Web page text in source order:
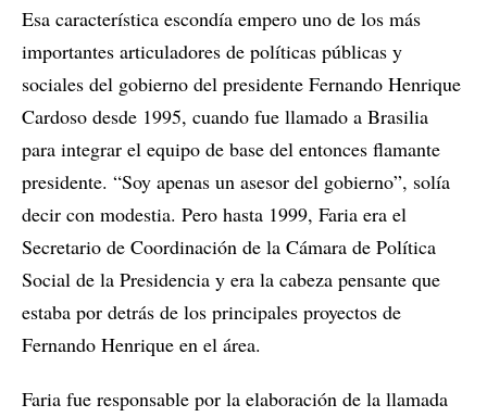
Esa característica escondía empero uno de los más
importantes articuladores de políticas públicas y
sociales del gobierno del presidente Fernando Henrique
Cardoso desde 1995, cuando fue llamado a Brasilia
para integrar el equipo de base del entonces flamante
presidente. “Soy apenas un asesor del gobierno”, solía
decir con modestia. Pero hasta 1999, Faria era el
Secretario de Coordinación de la Cámara de Política
Social de la Presidencia y era la cabeza pensante que
estaba por detrás de los principales proyectos de
Fernando Henrique en el área.
Faria fue responsable por la elaboración de la llamada